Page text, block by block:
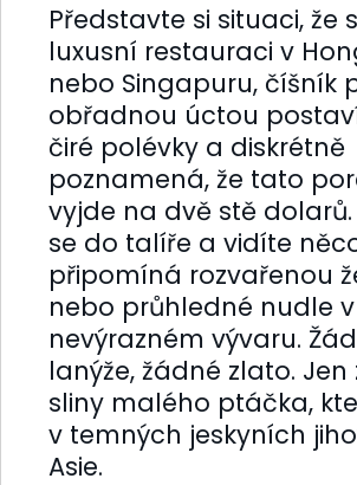
Představte si situaci, že
luxusní restauraci v
nebo Singapuru, číšník
obřadnou úctou
čiré polévky a diskrétně
poznamená, že tato
vyjde na dvě stě
se do talíře a vidíte
připomíná rozvařenou
nebo průhledné nudle v
nevýrazném vývaru.
lanýže, žádné zlato. Jen
sliny malého ptáčka,
v temných jeskyních
Asie.